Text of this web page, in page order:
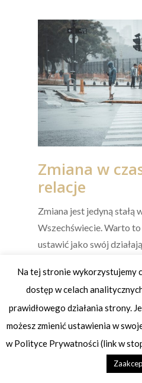
Zmiana w
relacje
Zmiana jest jedyną stałą
Wszechświecie. Warto
ustawić jako swój
działać w jej kierunku,
nadejdzie. Nastaw się…
Czytaj dalej...
Na tej stronie wykorzystujemy
dostęp w celach
prawidłowego działania strony.
możesz zmienić ustawienia w
w Polityce Prywatności (link w